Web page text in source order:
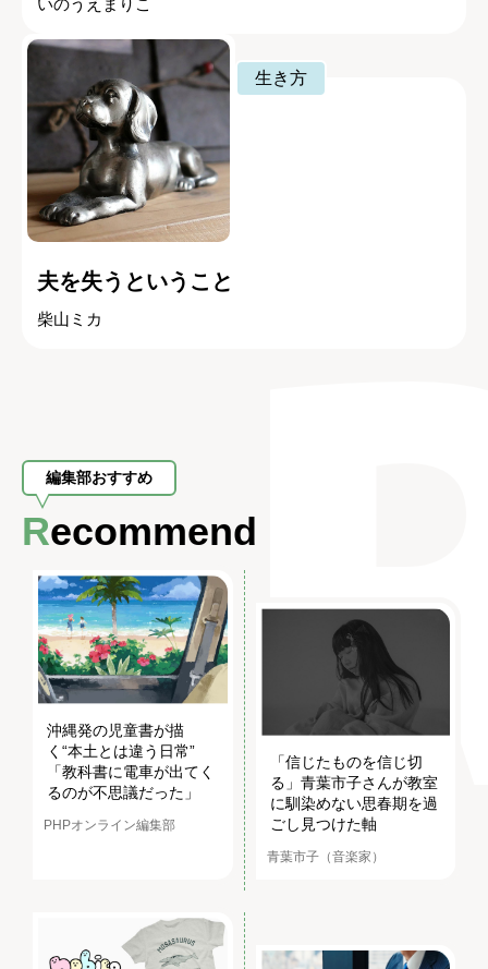
いのうえまりこ
生き方
夫を失うということ
柴山ミカ
編集部おすすめ
Recommend
沖縄発の児童書が描
く“本土とは違う日常”
「教科書に電車が出てく
るのが不思議だった」
PHPオンライン編集部
「信じたものを信じ切
る」青葉市子さんが教室
に馴染めない思春期を過
ごし見つけた軸
青葉市子（音楽家）